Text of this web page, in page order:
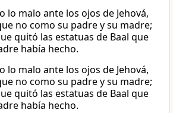
lo malo ante los ojos de Jehová,
no como su padre y su madre;
quitó las estatuas de Baal que
había hecho.
lo malo ante los ojos de Jehová,
no como su padre y su madre;
quitó las estatuas de Baal que
había hecho.